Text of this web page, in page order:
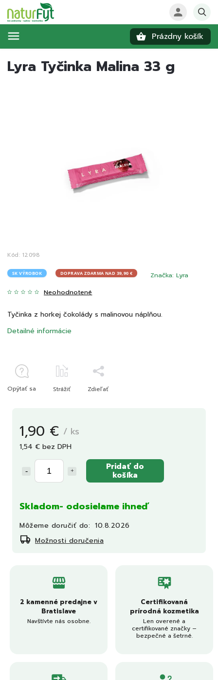
Prázdny košík
Lyra Tyčinka Malina 33 g
Kód: 12098
SK VÝROBOK DOPRAVA ZDARMA NAD 39,90 €
Neohodnotené
Značka:Lyra
1,90 € / ks
1,54 € bez DPH
Pridať do
košíka
Skladom- odosielame ihneď
Môžeme doručiť do: 10.8.2026
Možnosti doručenia
Tyčinka z horkej čokolády s malinovou náplňou.
Detailné informácie
Opýtať sa Strážiť Zdieľať
2 kamenné predajne v
Bratislave
Navštívte nás osobne.
Certifikovaná
prírodná kozmetika
Len overené a
certifikované značky –
bezpečné a šetrné.